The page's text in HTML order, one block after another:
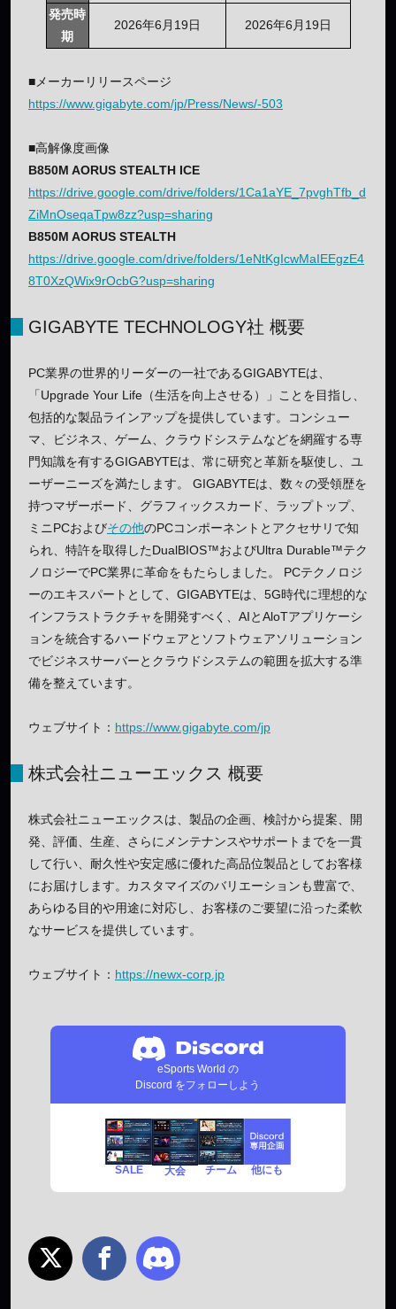
発売時
期
2026年6月19日 2026年6月19日
■メーカーリリースページ
https://www.gigabyte.com/jp/Press/News/-503
■高解像度画像
B850M AORUS STEALTH ICE
https://drive.google.com/drive/folders/1Ca1aYE_7pvghTfb_d
ZiMnOseqaTpw8zz?usp=sharing
B850M AORUS STEALTH
https://drive.google.com/drive/folders/1eNtKgIcwMaIEEgzE4
8T0XzQWix9rOcbG?usp=sharing
GIGABYTE TECHNOLOGY社 概要
PC業界の世界的リーダーの一社であるGIGABYTEは、
「Upgrade Your Life（生活を向上させる）」ことを目指し、
包括的な製品ラインアップを提供しています。コンシュー
マ、ビジネス、ゲーム、クラウドシステムなどを網羅する専
門知識を有するGIGABYTEは、常に研究と革新を駆使し、ユ
ーザーニーズを満たします。 GIGABYTEは、数々の受領歴を
持つマザーボード、グラフィックスカード、ラップトップ、
ミニPCおよびその他のPCコンポーネントとアクセサリで知
られ、特許を取得したDualBIOS™およびUltra Durable™テク
ノロジーでPC業界に革命をもたらしました。 PCテクノロジ
ーのエキスパートとして、GIGABYTEは、5G時代に理想的な
インフラストラクチャを開発すべく、AIとAloTアプリケーシ
ョンを統合するハードウェアとソフトウェアソリューション
でビジネスサーバーとクラウドシステムの範囲を拡大する準
備を整えています。
ウェブサイト： https://www.gigabyte.com/jp
株式会社ニューエックス 概要
株式会社ニューエックスは、製品の企画、検討から提案、開
発、評価、生産、さらにメンテナンスやサポートまでを一貫
して行い、耐久性や安定感に優れた高品位製品としてお客様
にお届けします。カスタマイズのバリエーションも豊富で、
あらゆる目的や用途に対応し、お客様のご要望に沿った柔軟
なサービスを提供しています。
ウェブサイト： https://newx-corp.jp
eSports World の
Discord をフォローしよう
SALE 大会 チーム 他にも